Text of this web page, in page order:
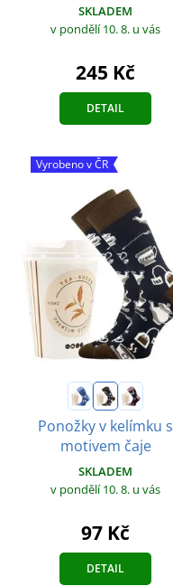
SKLADEM
v pondělí 10. 8. u vás
245 Kč
DETAIL
Vyrobeno v ČR
Ponožky v kelímku s
motivem čaje
SKLADEM
v pondělí 10. 8. u vás
97 Kč
DETAIL